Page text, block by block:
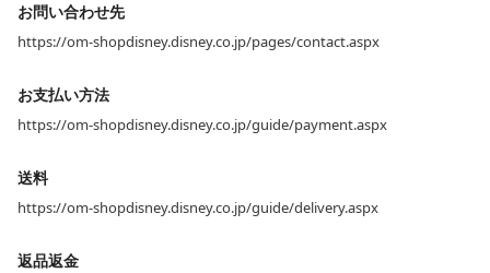
お問い合わせ先
https://om-shopdisney.disney.co.jp/pages/contact.aspx
お支払い方法
https://om-shopdisney.disney.co.jp/guide/payment.aspx
送料
https://om-shopdisney.disney.co.jp/guide/delivery.aspx
返品返金